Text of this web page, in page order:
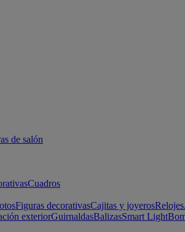
de salón
Cuadros
Figuras decorativasCajitas y joyerosRelojes
exteriorGuirnaldasBalizasSmart Light